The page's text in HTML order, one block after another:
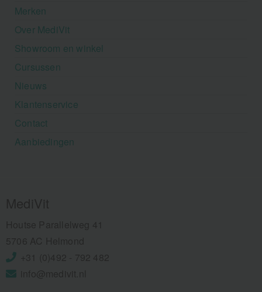
Merken
Over MediVit
Showroom en winkel
Cursussen
Nieuws
Klantenservice
Contact
Aanbiedingen